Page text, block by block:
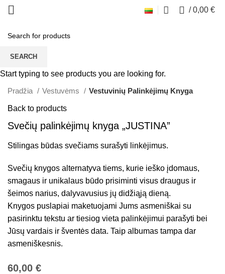
/ 0,00 €
Pradžia Vestuvėms Vestuvinių Palinkėjimų Knyga
Back to products
Svečių palinkėjimų knyga „JUSTINA”
Stilingas būdas svečiams surašyti linkėjimus.
Svečių knygos alternatyva tiems, kurie ieško įdomaus,
smagaus ir unikalaus būdo prisiminti visus draugus ir
šeimos narius, dalyvavusius jų didžiąją dieną.
Knygos puslapiai maketuojami Jums asmeniškai su
pasirinktu tekstu ar tiesiog vieta palinkėjimui parašyti bei
Jūsų vardais ir šventės data. Taip albumas tampa dar
asmeniškesnis.
€
SEARCH
Start typing to see products you are looking for.